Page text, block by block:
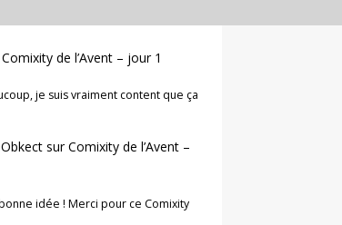
Comixity de l’Avent – jour 1
je suis vraiment content que ça
surComixity de l’Avent –
idée ! Merci pour ce Comixity